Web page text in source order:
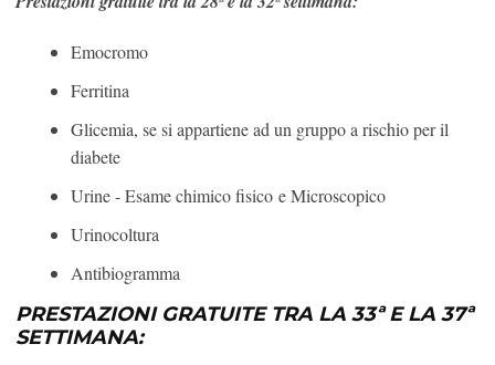
Emocromo
Ferritina
Glicemia, se si appartiene ad un gruppo a rischio per il
diabete
Urine - Esame chimico fisico e Microscopico
Urinocoltura
Antibiogramma
PRESTAZIONI GRATUITE TRA LA 33ª E LA 37ª
SETTIMANA: